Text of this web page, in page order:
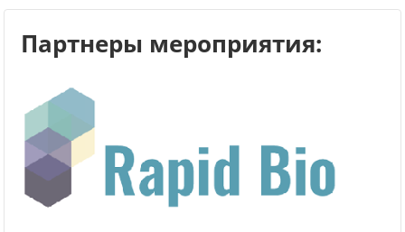
Партнеры мероприятия: